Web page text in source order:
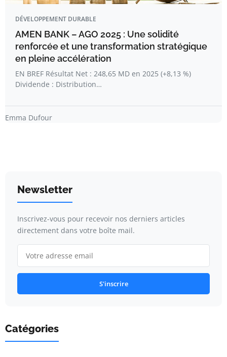
DÉVELOPPEMENT DURABLE
AMEN BANK – AGO 2025 : Une solidité
renforcée et une transformation stratégique
en pleine accélération
EN BREF Résultat Net : 248,65 MD en 2025 (+8,13 %)
Dividende : Distribution…
Emma Dufour
Newsletter
Inscrivez-vous pour recevoir nos derniers articles
directement dans votre boîte mail.
S'inscrire
Catégories